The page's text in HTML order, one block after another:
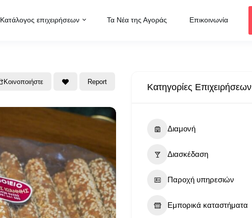
Κατάλογος επιχειρήσεων Τα Νέα της Αγοράς Επικοινωνία
Κοινοποιήστε Report
Κατηγορίες Επιχειρήσεων
Διαμονή
Διασκέδαση
Παροχή υπηρεσιών
Εμπορικά καταστήματα